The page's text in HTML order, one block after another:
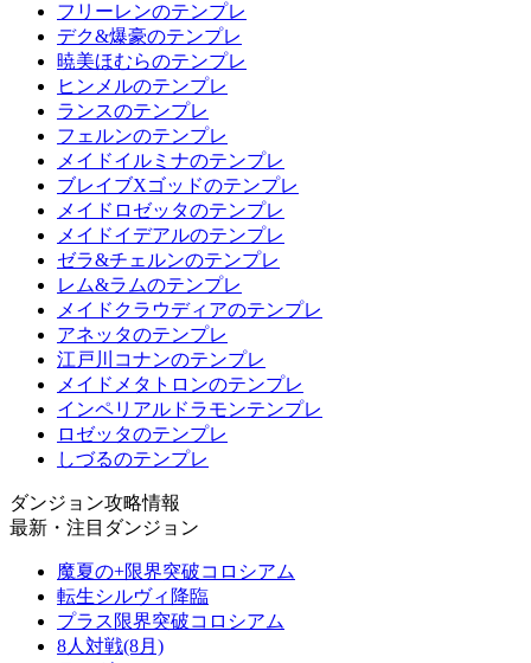
フリーレンのテンプレ
デク&爆豪のテンプレ
暁美ほむらのテンプレ
ヒンメルのテンプレ
ランスのテンプレ
フェルンのテンプレ
メイドイルミナのテンプレ
ブレイブXゴッドのテンプレ
メイドロゼッタのテンプレ
メイドイデアルのテンプレ
ゼラ&チェルンのテンプレ
レム&ラムのテンプレ
メイドクラウディアのテンプレ
アネッタのテンプレ
江戸川コナンのテンプレ
メイドメタトロンのテンプレ
インペリアルドラモンテンプレ
ロゼッタのテンプレ
しづるのテンプレ
ダンジョン攻略情報
最新・注目ダンジョン
魔夏の+限界突破コロシアム
転生シルヴィ降臨
プラス限界突破コロシアム
8人対戦(8月)